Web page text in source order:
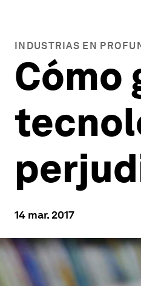
INDUSTRIAS EN
Cómo
14 mar. 2017